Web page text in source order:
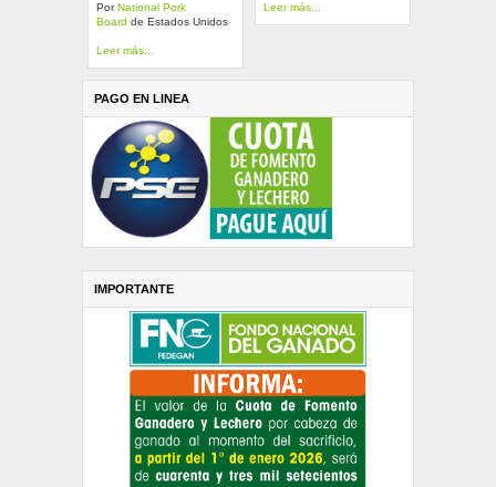
Por National Pork
Board de Estados Unidos
Leer más...
Leer más...
PAGO EN LINEA
IMPORTANTE